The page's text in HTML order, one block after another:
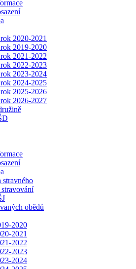
2020-2021
2019-2020
2021-2022
2022-2023
2023-2024
2024-2025
2025-2026
2026-2027
stravného
obědů
2020
2021
2022
2023
2024